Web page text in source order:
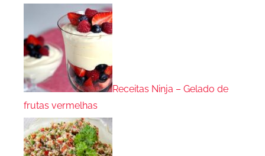
Receitas Ninja – Gelado de
frutas vermelhas